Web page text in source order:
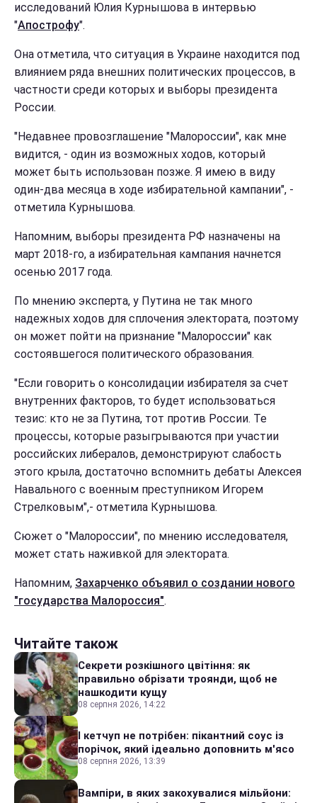
исследований Юлия Курнышова в интервью
"Апострофу".
Она отметила, что ситуация в Украине находится под
влиянием ряда внешних политических процессов, в
частности среди которых и выборы президента
России.
"Недавнее провозглашение "Малороссии", как мне
видится, - один из возможных ходов, который
может быть использован позже. Я имею в виду
один-два месяца в ходе избирательной кампании", -
отметила Курнышова.
Напомним, выборы президента РФ назначены на
март 2018-го, а избирательная кампания начнется
осенью 2017 года.
По мнению эксперта, у Путина не так много
надежных ходов для сплочения электората, поэтому
он может пойти на признание "Малороссии" как
состоявшегося политического образования.
"Если говорить о консолидации избирателя за счет
внутренних факторов, то будет использоваться
тезис: кто не за Путина, тот против России. Те
процессы, которые разыгрываются при участии
российских либералов, демонстрируют слабость
этого крыла, достаточно вспомнить дебаты Алексея
Навального с военным преступником Игорем
Стрелковым",- отметила Курнышова.
Сюжет о "Малороссии", по мнению исследователя,
может стать наживкой для электората.
Напомним, Захарченко объявил о создании нового
"государства Малороссия".
Читайте також
Секрети розкішного цвітіння: як
правильно обрізати троянди, щоб не
нашкодити кущу
08 серпня 2026, 14:22
І кетчуп не потрібен: пікантний соус із
порічок, який ідеально доповнить м'ясо
08 серпня 2026, 13:39
Вампіри, в яких закохувалися мільйони: